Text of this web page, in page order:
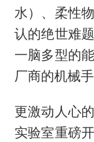
水）、柔性
认的绝世难
一脑多型的
厂商的机械
更激动人心
实验室重磅